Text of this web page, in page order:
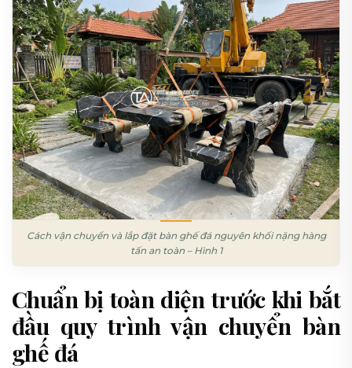
Cách vận chuyển và lắp đặt bàn ghế đá nguyên khối nặng hàng
tấn an toàn – Hình 1
Chuẩn bị toàn diện trước khi bắt
đầu quy trình vận chuyển bàn
ghế đá